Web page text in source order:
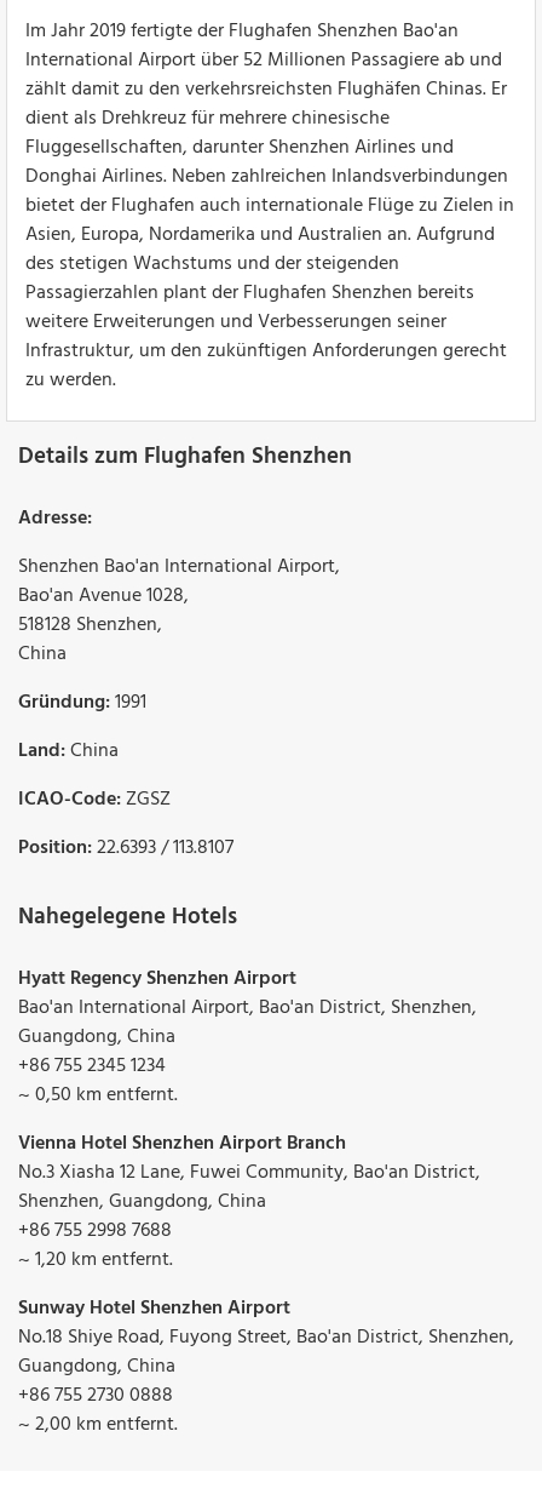
Im Jahr 2019 fertigte der Flughafen Shenzhen Bao'an
International Airport über 52 Millionen Passagiere ab und
zählt damit zu den verkehrsreichsten Flughäfen Chinas. Er
dient als Drehkreuz für mehrere chinesische
Fluggesellschaften, darunter Shenzhen Airlines und
Donghai Airlines. Neben zahlreichen Inlandsverbindungen
bietet der Flughafen auch internationale Flüge zu Zielen in
Asien, Europa, Nordamerika und Australien an. Aufgrund
des stetigen Wachstums und der steigenden
Passagierzahlen plant der Flughafen Shenzhen bereits
weitere Erweiterungen und Verbesserungen seiner
Infrastruktur, um den zukünftigen Anforderungen gerecht
zu werden.
Details zum Flughafen Shenzhen
Adresse:
Shenzhen Bao'an International Airport,
Bao'an Avenue 1028,
518128 Shenzhen,
China
Gründung:1991
Land:China
ICAO-Code:ZGSZ
Position:22.6393 / 113.8107
Nahegelegene Hotels
Hyatt Regency Shenzhen Airport
Bao'an International Airport, Bao'an District, Shenzhen,
Guangdong, China
+86 755 2345 1234
~ 0,50 km entfernt.
Vienna Hotel Shenzhen Airport Branch
No.3 Xiasha 12 Lane, Fuwei Community, Bao'an District,
Shenzhen, Guangdong, China
+86 755 2998 7688
~ 1,20 km entfernt.
Sunway Hotel Shenzhen Airport
No.18 Shiye Road, Fuyong Street, Bao'an District, Shenzhen,
Guangdong, China
+86 755 2730 0888
~ 2,00 km entfernt.